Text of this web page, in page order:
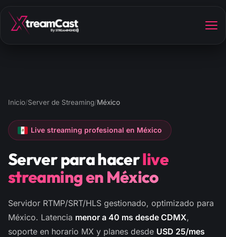
Inicio/Server de Streaming/México
Live streaming profesional en México
Server para hacerlive
streaming en México
Servidor RTMP/SRT/HLS gestionado, optimizado para
México. Latencia menor a 40 ms desde CDMX,
soporte en horario MX y planes desde USD 25/mes